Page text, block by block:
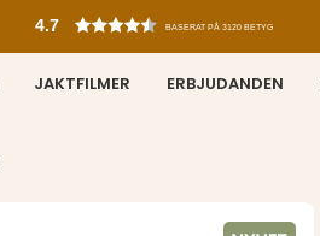
4.7 BASERAT PÅ 3120 BETYG
JAKTFILMER ERBJUDANDEN